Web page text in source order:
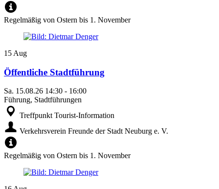
Regelmäßig von Ostern bis 1. November
15 Aug
Öffentliche Stadtführung
Sa. 15.08.26 14:30 - 16:00
Führung, Stadtführungen
Treffpunkt Tourist-Information
Verkehrsverein Freunde der Stadt Neuburg e. V.
Regelmäßig von Ostern bis 1. November